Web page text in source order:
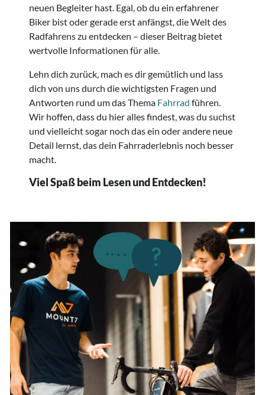
neuen Begleiter hast. Egal, ob du ein erfahrener
Biker bist oder gerade erst anfängst, die Welt des
Radfahrens zu entdecken – dieser Beitrag bietet
wertvolle Informationen für alle.
Lehn dich zurück, mach es dir gemütlich und lass
dich von uns durch die wichtigsten Fragen und
Antworten rund um das Thema Fahrrad führen.
Wir hoffen, dass du hier alles findest, was du suchst
und vielleicht sogar noch das ein oder andere neue
Detail lernst, das dein Fahrraderlebnis noch besser
macht.
Viel Spaß beim Lesen und Entdecken!